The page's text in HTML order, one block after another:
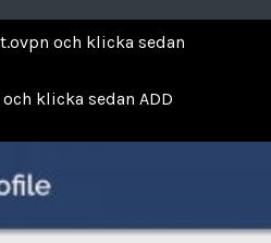
och klicka sedan
klicka sedan ADD